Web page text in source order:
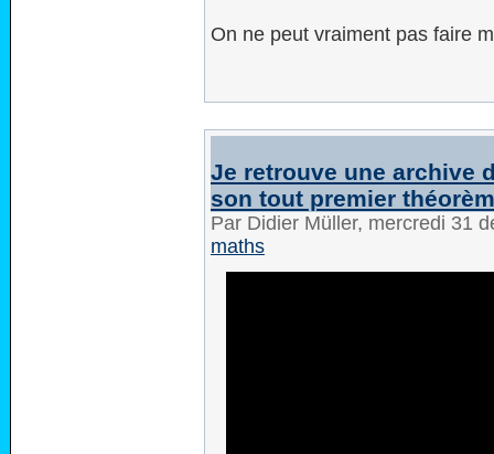
On ne peut vraiment pas faire
Je retrouve une archive
son tout premier
Par Didier Müller, mercredi 31
maths